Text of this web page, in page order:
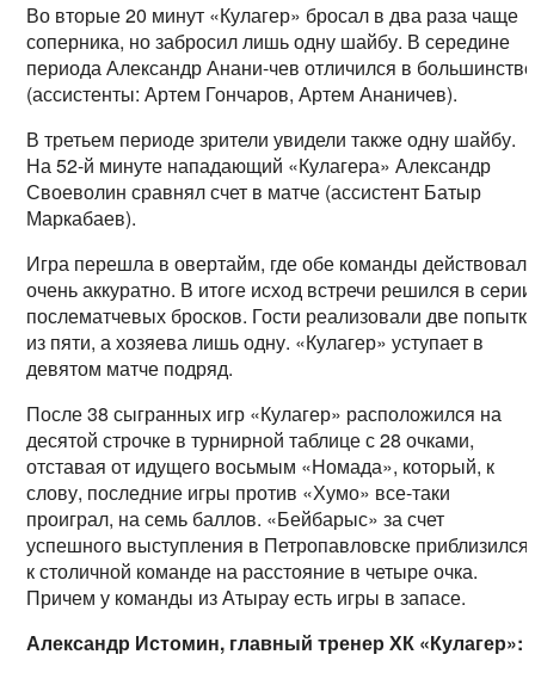
Во вторые 20 минут «Кулагер» бросал в два раза чаще
соперника, но забросил лишь одну шайбу. В середине
периода Александр Анани-чев отличился в большинстве
(ассистенты: Артем Гончаров, Артем Ананичев).
В третьем периоде зрители увидели также одну шайбу.
На 52-й минуте нападающий «Кулагера» Александр
Своеволин сравнял счет в матче (ассистент Батыр
Маркабаев).
Игра перешла в овертайм, где обе команды
очень аккуратно. В итоге исход встречи решился в серии
послематчевых бросков. Гости реализовали две
из пяти, а хозяева лишь одну. «Кулагер» уступает в
девятом матче подряд.
После 38 сыгранных игр «Кулагер» расположился на
десятой строчке в турнирной таблице с 28 очками,
отставая от идущего восьмым «Номада», который, к
слову, последние игры против «Хумо» все-таки
проиграл, на семь баллов. «Бейбарыс» за счет
успешного выступления в Петропавловске приблизился
к столичной команде на расстояние в четыре очка.
Причем у команды из Атырау есть игры в запасе.
Александр Истомин, главный тренер ХК «Кулагер»: